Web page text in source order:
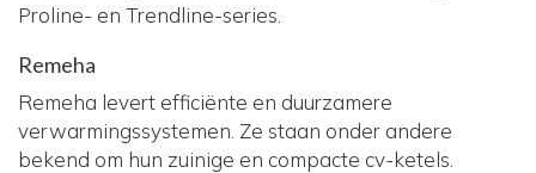
Proline- en Trendline-series.
Remeha
Remeha levert efficiënte en duurzamere
verwarmingssystemen. Ze staan onder andere
bekend om hun zuinige en compacte cv-ketels.